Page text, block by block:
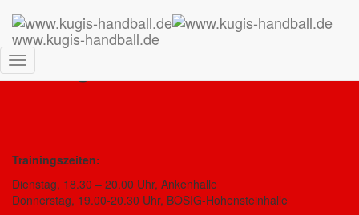
www.kugis-handball.de
Navigation
C-Jugend männlich 25-26
Trainingszeiten:
Dienstag, 18.30 – 20.00 Uhr, Ankenhalle
Donnerstag, 19.00-20.30 Uhr, BOSIG-Hohensteinhalle